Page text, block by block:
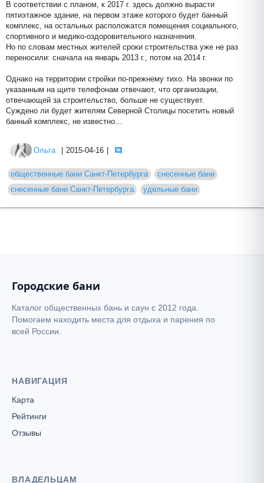
В соответствии с планом, к 2017 г. здесь должно вырасти
пятиэтажное здание, на первом этаже которого будет банный
комплекс, на остальных расположатся помещения социального,
спортивного и медико-оздоровительного назначения.
Но по словам местных жителей сроки строительства уже не раз
переносили: сначала на январь 2013 г., потом на 2014 г.
Однако на территории стройки по-прежнему тихо. На звонки по
указанным на щите телефонам отвечают, что организации,
отвечающей за строительство, больше не существует.
Суждено ли будет жителям Северной Столицы посетить новый
банный комплекс, не известно…
Ольга 2015-04-16
общественные бани Санкт-Петербурга
снесенные бани
снесенные бани Санкт-Петербурга
удельные бани
Городские бани
Каталог общественных бань и саун с 2012 года.
Помогаем находить места для отдыха и парения по
всей России.
НАВИГАЦИЯ
Карта
Рейтинги
Отзывы
ВЛАДЕЛЬЦАМ